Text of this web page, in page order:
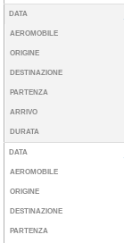
DATA
AEROMOBILE
ORIGINE
DESTINAZIONE
PARTENZA
ARRIVO
DURATA
DATA
AEROMOBILE
ORIGINE
DESTINAZIONE
PARTENZA